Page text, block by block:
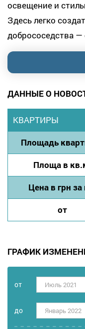
освещение и
Здесь легко
добрососедства
ДАННЫЕ О
КВАРТИРЫ
Площадь
Площа в
Цена в грн за
от
ГРАФИК
от Июль 2021
дo Январь 2022